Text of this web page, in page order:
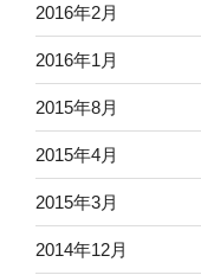
2016年2月
2016年1月
2015年8月
2015年4月
2015年3月
2014年12月